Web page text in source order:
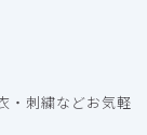
・刺繍などお気軽